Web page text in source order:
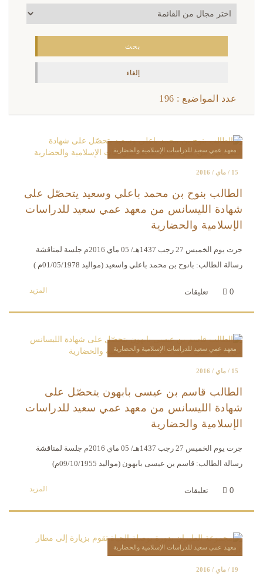
عدد المواضيع : 196
معهد عمي سعيد للدراسات الإسلامية والحضارية
الطالب بنوح بن محمد باعلي وسعيد يتحصّل على
شهادة الليسانس من معهد عمي سعيد للدراسات
الإسلامية والحضارية
جرت يوم الخميس 27 رجب 1437هـ/ 05 ماي 2016م جلسة لمناقشة
رسالة الطالب: بانوح بن محمد باعلي واسعيد (مواليد 01/05/1978م )
المزيد 0 تعليقات
معهد عمي سعيد للدراسات الإسلامية والحضارية
الطالب قاسم بن عيسى بابهون يتحصّل على
شهادة الليسانس من معهد عمي سعيد للدراسات
الإسلامية والحضارية
جرت يوم الخميس 27 رجب 1437هـ/ 05 ماي 2016م جلسة لمناقشة
رسالة الطالب: قاسم ين عيسى بابهون (مواليد 09/10/1955م)
المزيد 0 تعليقات
معهد عمي سعيد للدراسات الإسلامية والحضارية